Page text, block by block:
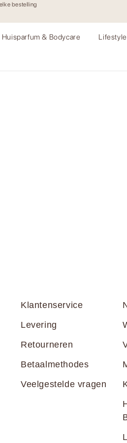
bestelling
Huisparfum & Bodycare
Klantenservice
Levering
Retourneren
Betaalmethodes
Veelgestelde vragen